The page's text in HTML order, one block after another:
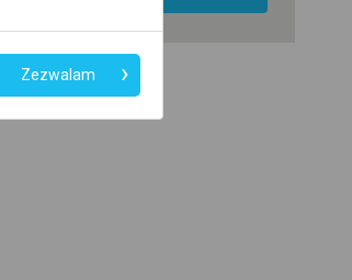
Zezwalam